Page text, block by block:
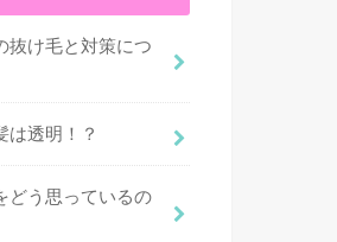
抜け毛と対策につ
は透明！？
どう思っているの